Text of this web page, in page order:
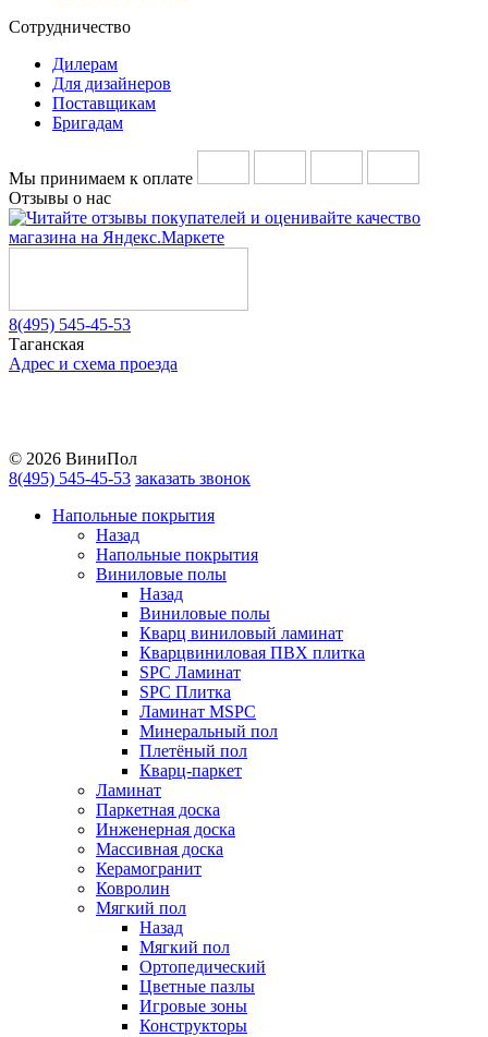
Сотрудничество
Дилерам
Для дизайнеров
Поставщикам
Бригадам
Мы принимаем к оплате
Отзывы о нас
8(495) 545-45-53
Таганская
Адрес и схема проезда
© 2026 ВиниПол
8(495) 545-45-53 заказать звонок
Напольные покрытия
Назад
Напольные покрытия
Виниловые полы
Назад
Виниловые полы
Кварц виниловый ламинат
Кварцвиниловая ПВХ плитка
SPC Ламинат
SPC Плитка
Ламинат MSPC
Минеральный пол
Плетёный пол
Кварц-паркет
Ламинат
Паркетная доска
Инженерная доска
Массивная доска
Керамогранит
Ковролин
Мягкий пол
Назад
Мягкий пол
Ортопедический
Цветные пазлы
Игровые зоны
Конструкторы